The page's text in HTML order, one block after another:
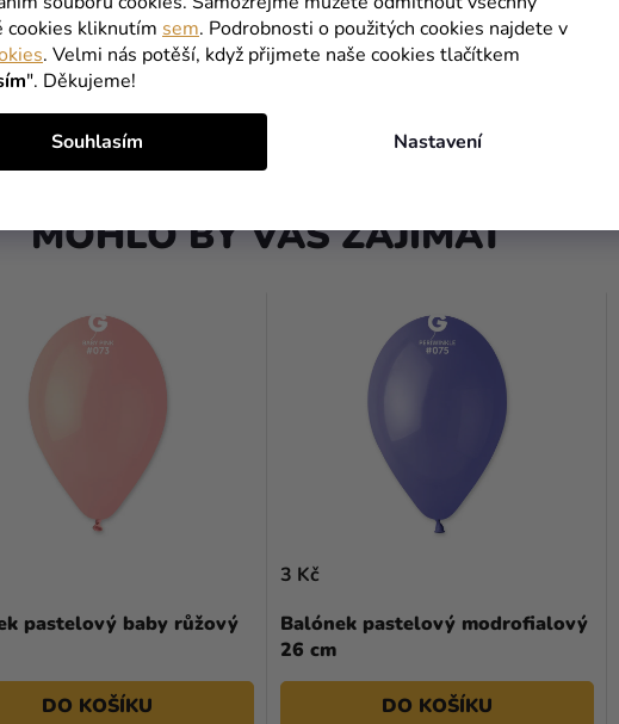
kliknutím sem. Podrobnosti o použitých cookies najdete v
. Velmi nás potěší, když přijmete naše cookies tlačítkem
". Děkujeme!
Nastavení
Souhlasím
DO KOŠÍKU
3 Kč
MOHLO BY VÁS ZAJÍMAT
pastelový baby růžový
DO KOŠÍKU
Balónek pastelový modrofialový
26 cm
3 Kč
DO KOŠÍKU